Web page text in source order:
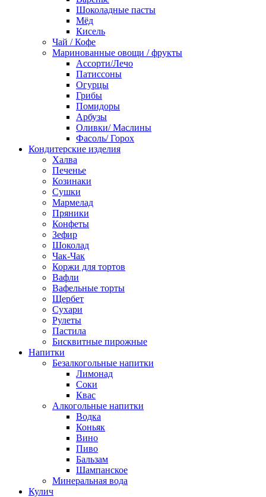
Шоколадные пасты
Мёд
Кисель
Чай / Кофе
Маринованные овощи / фрукты
Ассорти/Лечо
Патиссоны
Огурцы
Грибы
Помидоры
Арбузы
Оливки/ Маслины
Фасоль/ Горох
Кондитерские изделия
Халва
Печенье
Козинаки
Сушки
Мармелад
Пряники
Конфеты
Зефир
Шоколад
Чак-Чак
Коржи для тортов
Вафли
Вафельные торты
Щербет
Сухари
Рулеты
Пастила
Бисквитные пирожные
Напитки
Безалкогольные напитки
Лимонад
Соки
Квас
Алкогольные напитки
Водка
Коньяк
Вино
Пиво
Бальзам
Шампанское
Минеральная вода
Кулич